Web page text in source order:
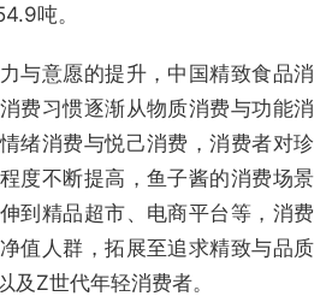
吨。
与意愿的提升，中国精致食品消
费习惯逐渐从物质消费与功能消
绪消费与悦己消费，消费者对珍
度不断提高，鱼子酱的消费场景
到精品超市、电商平台等，消费
值人群，拓展至追求精致与品质
及Z世代年轻消费者。